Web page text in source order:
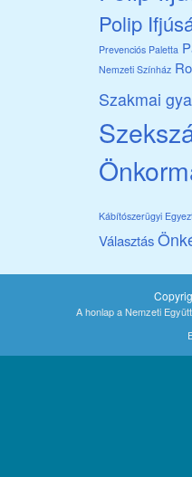
Polip
Prevenciós Paletta
Nemzeti Színház
Szakmai
Kábítószerügyi
Választás
A honlap a Nemzeti